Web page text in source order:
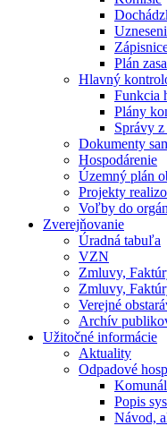
Plán
Hlavný
Funkcia
Plány
Správy
Dokumenty
Hospodárenie
Územný plán
Projekty
Voľby do
Zverejňovanie
Úradná tabuľa
VZN
Zmluvy,
Zmluvy,
Verejné
Archív
Užitočné informácie
Aktuality
Odpadové
Popis
Návod,